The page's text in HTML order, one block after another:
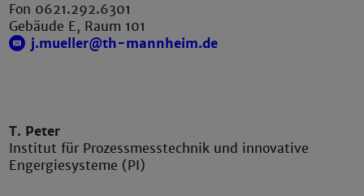
Fon 0621.292.6301
Gebäude E, Raum 101
j.mueller@th-mannheim.de
T. Peter
Institut für Prozessmesstechnik und innovative
Engergiesysteme (PI)